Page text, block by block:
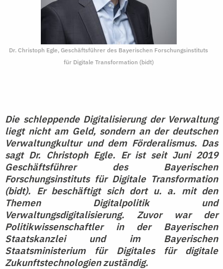
Dr. Christoph Egle, Geschäftsführer des Bayerischen Forschungsinstituts
für Digitale Transformation (bidt)
Die schleppende Digitalisierung der Verwaltung
liegt nicht am Geld, sondern an der deutschen
Verwaltungkultur und dem Förderalismus. Das
sagt Dr. Christoph Egle. Er ist seit Juni 2019
Geschäftsführer des Bayerischen
Forschungsinstituts für Digitale Transformation
(bidt). Er beschäftigt sich dort u. a. mit den
Themen Digitalpolitik und
Verwaltungsdigitalisierung. Zuvor war der
Politikwissenschaftler in der Bayerischen
Staatskanzlei und im Bayerischen
Staatsministerium für Digitales für digitale
Zukunftstechnologien zuständig.